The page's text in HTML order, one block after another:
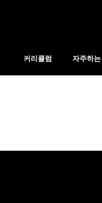
커리큘럼 자주하